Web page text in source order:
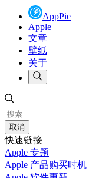
AppPie
Apple
文章
壁纸
关于
取消
快速链接
Apple 专题
Apple 产品购买时机